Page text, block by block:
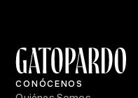
CONÓCENOS